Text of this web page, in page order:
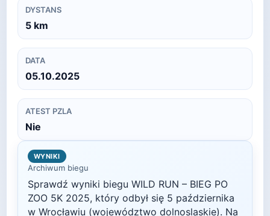
DYSTANS
5 km
DATA
05.10.2025
ATEST PZLA
Nie
WYNIKI
Archiwum biegu
Sprawdź wyniki biegu WILD RUN – BIEG PO
ZOO 5K 2025, który odbył się 5 października
w Wrocławiu (województwo dolnoslaskie). Na